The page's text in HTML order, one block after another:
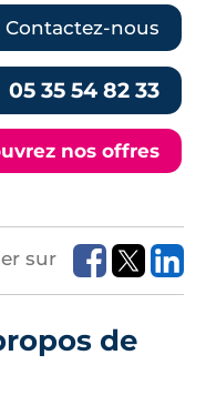
Contactez-nous
05 35 54 82 33
nos offres
sur
de